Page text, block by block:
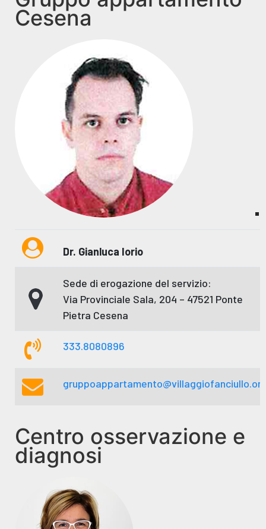
Cesena
Dr. Gianluca Iorio
Sede di erogazione del servizio:
Via Provinciale Sala, 204 – 47521 Ponte
Pietra Cesena
333.8080896
Centro osservazione e
diagnosi